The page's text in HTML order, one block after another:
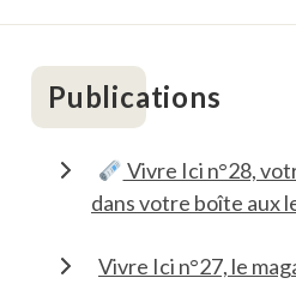
Publications
Vivre Ici n°28,
dans votre boîte aux
Vivre Ici n°27, le